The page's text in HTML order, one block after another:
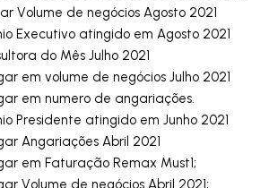
Volume de negócios Agosto 2021
Executivo atingido em Agosto 2021
do Mês Julho 2021
em volume de negócios Julho 2021
em numero de angariações.
Presidente atingido em Junho 2021
Angariações Abril 2021
em Faturação Remax Must1;
Volume de negócios Abril 2021;